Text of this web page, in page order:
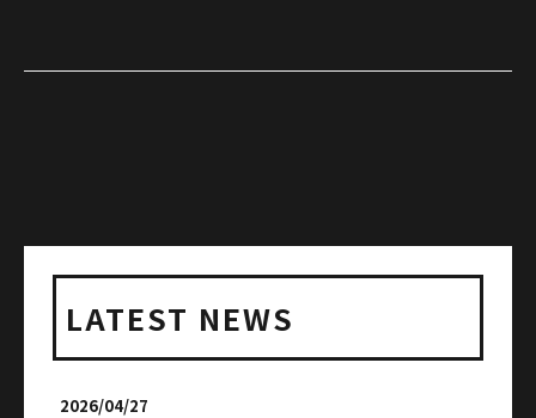
LATEST NEWS
2026/04/27